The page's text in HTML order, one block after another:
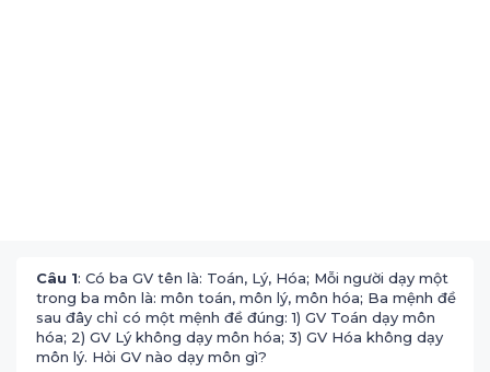
Câu 1: Có ba GV tên là: Toán, Lý, Hóa; Mỗi người dạy một
trong ba môn là: môn toán, môn lý, môn hóa; Ba mệnh đề
sau đây chỉ có một mệnh đề đúng: 1) GV Toán dạy môn
hóa; 2) GV Lý không dạy môn hóa; 3) GV Hóa không dạy
môn lý. Hỏi GV nào dạy môn gì?